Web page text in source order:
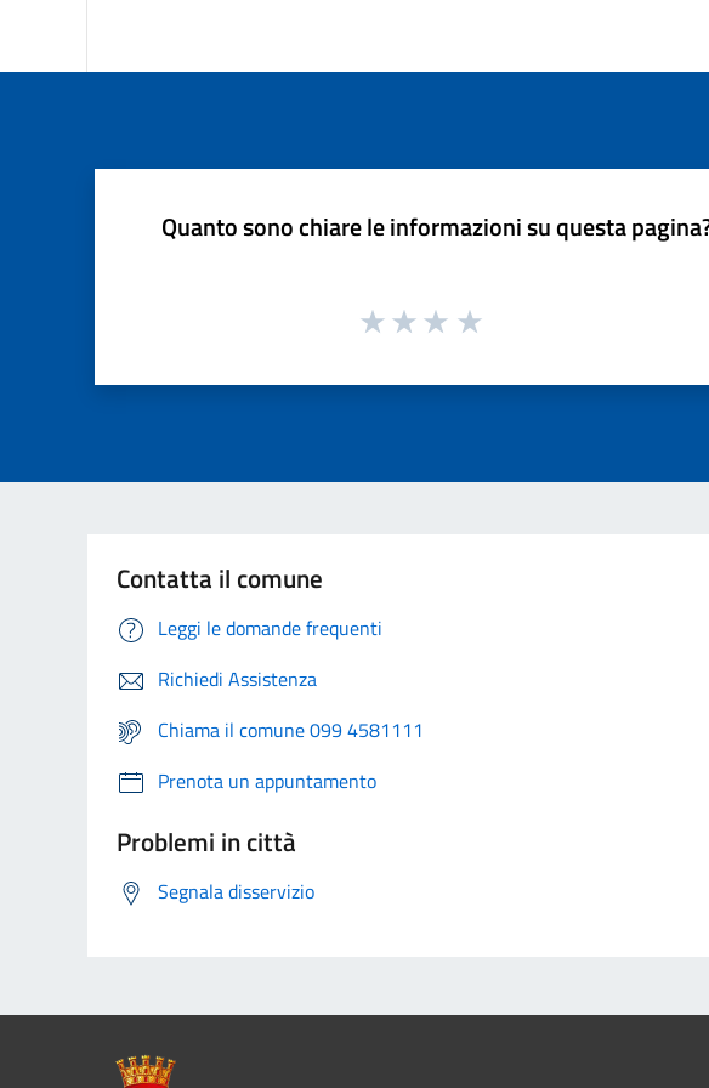
Quanto sono chiare le informazioni su questa
Contatta il comune
Leggi le domande frequenti
Richiedi Assistenza
Chiama il comune 099 4581111
Prenota un appuntamento
Problemi in città
Segnala disservizio